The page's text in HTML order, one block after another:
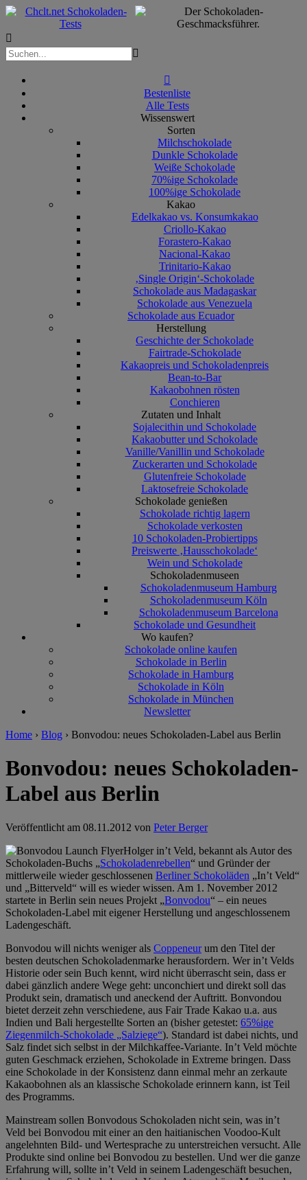



Bestenliste
Alle Tests
Wissenswert
Sorten
Milchschokolade
Dunkle Schokolade
Weiße Schokolade
70%ige Schokolade
100%ige Schokolade
Kakao
Edelkakao vs. Konsumkakao
Criollo-Kakao
Forastero-Kakao
Nacional-Kakao
Trinitario-Kakao
‚Single Origin‘-Schokolade
Schokolade aus Madagaskar
Schokolade aus Venezuela
Schokolade aus Ecuador
Herstellung
Geschichte der Schokolade
Fairtrade-Schokolade
Kakaopreis und Schokoladenpreis
Bean-to-Bar
Kakaobohnen rösten
Conchieren
Zutaten und Inhalt
Sojalecithin und Schokolade
Kakaobutter und Schokolade
Vanille/Vanillin und Schokolade
Zuckerarten und Schokolade
Glutenfreie Schokolade
Laktosefreie Schokolade
Schokolade genießen
Schokolade richtig lagern
Schokolade verkosten
10 Schokoladen-Probiertipps
Preiswerte ‚Hausschokolade‘
Wein und Schokolade
Schokoladenmuseen
Schokoladenmuseum Hamburg
Schokoladenmuseum Köln
Schokoladenmuseum Barcelona
Schokolade und Gesundheit
Wo kaufen?
Schokolade online kaufen
Schokolade in Berlin
Schokolade in Hamburg
Schokolade in Köln
Schokolade in München
Newsletter
Home › Blog › Bonvodou: neues Schokoladen-Label aus Berlin
Bonvodou: neues Schokoladen-
Label aus Berlin
Veröffentlicht am 08.11.2012 von Peter Berger
Holger in’t Veld, bekannt als Autor des
Schokoladen-Buchs „Schokoladenrebellen“ und Gründer der
mittlerweile wieder geschlossenen Berliner Schokoläden „In’t Veld“
und „Bitterveld“ will es wieder wissen. Am 1. November 2012
startete in Berlin sein neues Projekt „Bonvodou“ – ein neues
Schokoladen-Label mit eigener Herstellung und angeschlossenem
Ladengeschäft.
Bonvodou will nichts weniger als Coppeneurum den Titel der
besten deutschen Schokoladenmarke herausfordern. Wer in’t Velds
Historie oder sein Buch kennt, wird nicht überrascht sein, dass er
dabei gänzlich andere Wege geht: unconchiert und direkt soll das
Produkt sein, dramatisch und aneckend der Auftritt. Bonvondou
bietet derzeit zehn verschiedene, aus Fair Trade Kakao u.a. aus
Indien und Bali hergestellte Sorten an (bisher getestet: 65%ige
Ziegenmilch-Schokolade „Salziege“). Standard ist dabei nichts, und
Salz findet sich selbst in der Milchkaffee-Variante. In’t Veld möchte
guten Geschmack erziehen, Schokolade in Extreme bringen. Dass
eine Schokolade in der Konsistenz dann einmal mehr an zerkaute
Kakaobohnen als an klassische Schokolade erinnern kann, ist Teil
des Programms.
Mainstream sollen Bonvodous Schokoladen nicht sein, was in’t
Veld bei Bonvodou mit einer an den haitianischen Voodoo-Kult
angelehnten Bild- und Wertesprache zu unterstreichen versucht. Alle
Produkte sind online bei Bonvodou zu bestellen. Und wer die ganze
Erfahrung will, sollte in’t Veld in seinem Ladengeschäft besuchen,